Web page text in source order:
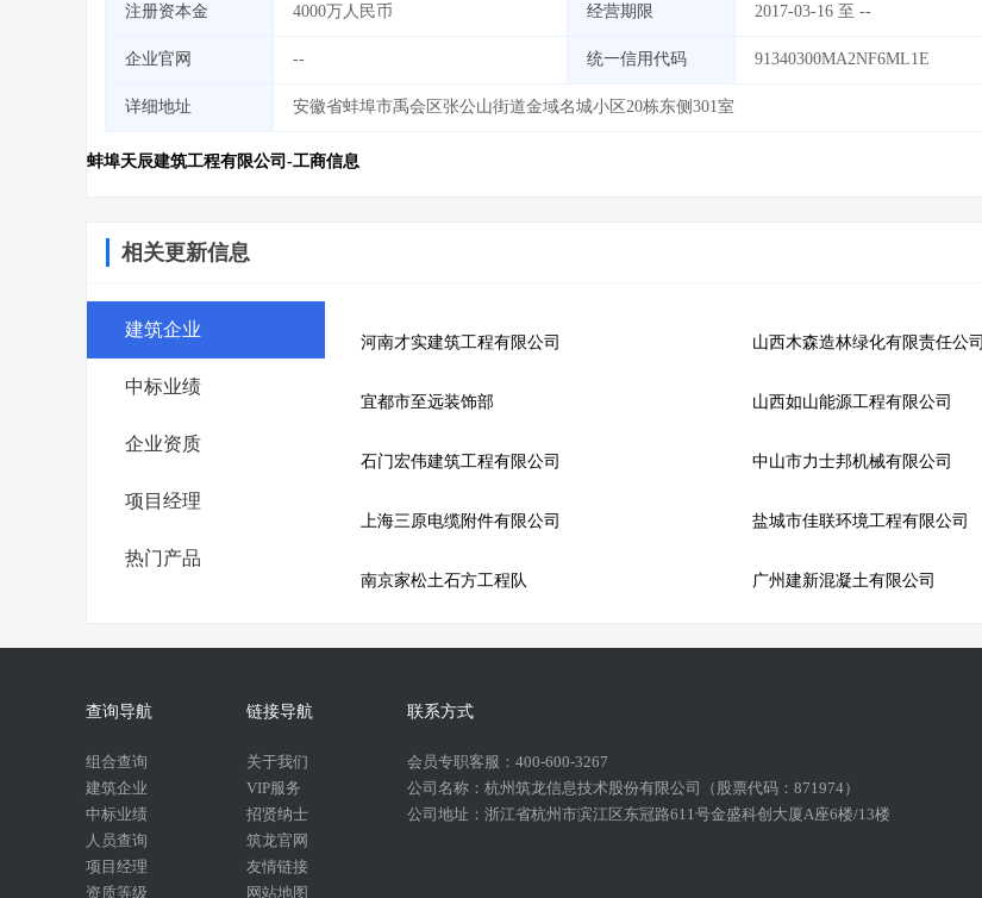
注册资本金 4000万人民币 经营期限 2017-03-16 至 --
企业官网 -- 统一信用代码 91340300MA2NF6ML1E
详细地址 安徽省蚌埠市禹会区张公山街道金域名城小区20栋东侧301室
蚌埠天辰建筑工程有限公司-工商信息
相关更新信息
建筑企业
中标业绩
企业资质
项目经理
热门产品
河南才实建筑工程有限公司 山西木森造林绿化有限责任公司
宜都市至远装饰部 山西如山能源工程有限公司
石门宏伟建筑工程有限公司 中山市力士邦机械有限公司
上海三原电缆附件有限公司 盐城市佳联环境工程有限公司
南京家松土石方工程队 广州建新混凝土有限公司
查询导航
组合查询
建筑企业
中标业绩
人员查询
项目经理
资质等级
链接导航
关于我们
VIP服务
招贤纳士
筑龙官网
友情链接
网站地图
联系方式
会员专职客服：400-600-3267
公司名称：杭州筑龙信息技术股份有限公司（股票代码：871974）
公司地址：浙江省杭州市滨江区东冠路611号金盛科创大厦A座6楼/13楼